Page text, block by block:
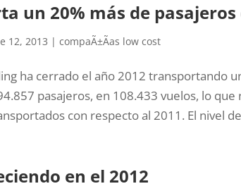
un 20% más de pasajeros
12, 2013 |compaÃ±Ã­as low cost
ha cerrado el año 2012 transportando
pasajeros, en 108.433 vuelos, lo
con respecto al 2011. El nivel
en el 2012